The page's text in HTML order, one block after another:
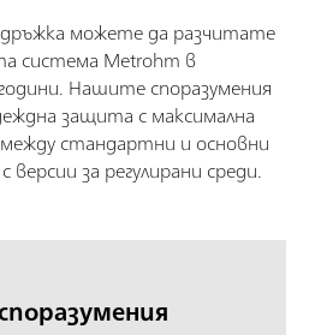
можете да разчитате
система Metrohm в
Нашите споразумения
защита с максимална
стандартни и основни
за регулирани среди.